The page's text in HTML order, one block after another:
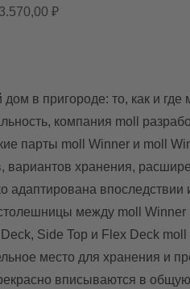
₽Диапазон цен:
в пригороде: то, как и
компания moll
парты moll Winner и moll
хранения,
адаптирована
между moll
Side Top и Flex Deck
место для хранения и
вписываются в общую